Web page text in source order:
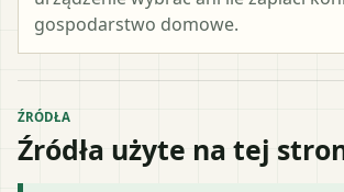
gospodarstwo domowe.
ŹRÓDŁA
Źródła użyte na tej